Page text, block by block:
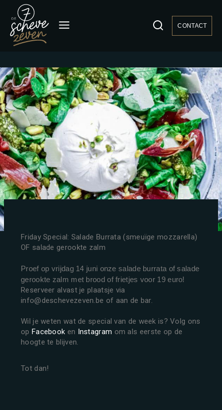
CONTACT
Friday Special: Salade Burrata (smeuïge mozzarella)
OF salade gerookte zalm
Proef op vrijdag 14 juni onze salade burrata of salade
gerookte zalm met brood of frietjes voor 19 euro!
Reserveer alvast je plaatsje via
info@deschevezeven.be of aan de bar.
Wil je weten wat de special van de week is? Volg ons
op Facebook en Instagram om als eerste op de
hoogte te blijven.
Tot dan!